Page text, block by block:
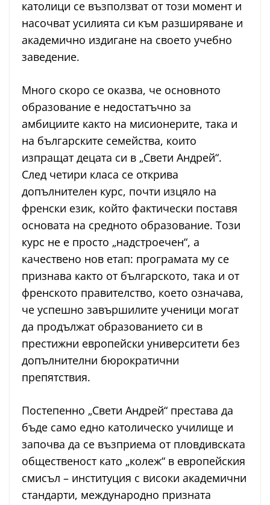
католици се възползват от този момент и
насочват усилията си към разширяване и
академично издигане на своето учебно
заведение.
Много скоро се оказва, че основното
образование е недостатъчно за
амбициите както на мисионерите, така и
на българските семейства, които
изпращат децата си в „Свети Андрей“.
След четири класа се открива
допълнителен курс, почти изцяло на
френски език, който фактически поставя
основата на средното образование. Този
курс не е просто „надстроечен“, а
качествено нов етап: програмата му се
признава както от българското, така и от
френското правителство, което означава,
че успешно завършилите ученици могат
да продължат образованието си в
престижни европейски университети без
допълнителни бюрократични
препятствия.
Постепенно „Свети Андрей“ престава да
бъде само едно католическо училище и
започва да се възприема от пловдивската
общественост като „колеж“ в европейския
смисъл – институция с високи академични
стандарти, международно призната